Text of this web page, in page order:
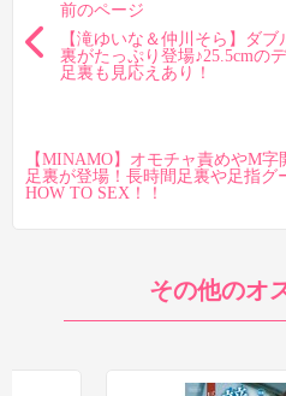
前のページ
【滝ゆいな＆仲川そら】ダ
裏がたっぷり登場♪25.5cmの
足裏も見応えあり！
【MINAMO】オモチャ責めやM
足裏が登場！長時間足裏や足指グ
HOW TO SEX！！
その他のオ